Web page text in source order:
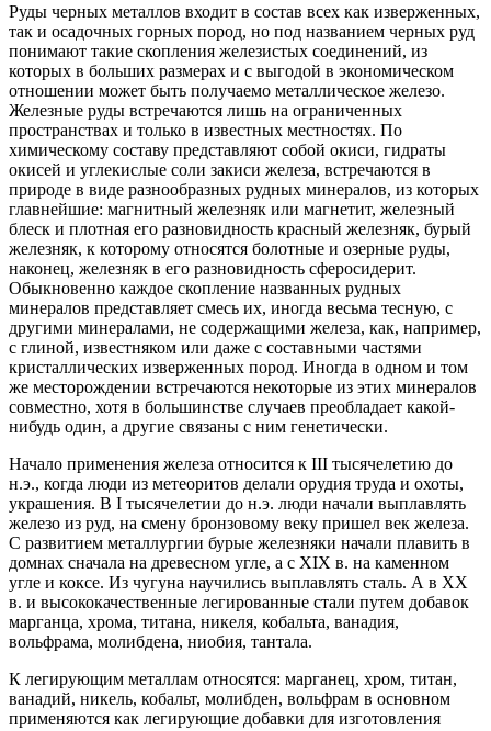
Руды черных металлов входит в состав всех как изверженных,
так и осадочных горных пород, но под названием черных руд
понимают такие скопления железистых соединений, из
которых в больших размерах и с выгодой в экономическом
отношении может быть получаемо металлическое железо.
Железные руды встречаются лишь на ограниченных
пространствах и только в известных местностях. По
химическому составу представляют собой окиси, гидраты
окисей и углекислые соли закиси железа, встречаются в
природе в виде разнообразных рудных минералов, из которых
главнейшие: магнитный железняк или магнетит, железный
блеск и плотная его разновидность красный железняк, бурый
железняк, к которому относятся болотные и озерные руды,
наконец, железняк в его разновидность сферосидерит.
Обыкновенно каждое скопление названных рудных
минералов представляет смесь их, иногда весьма тесную, с
другими минералами, не содержащими железа, как, например,
с глиной, известняком или даже с составными частями
кристаллических изверженных пород. Иногда в одном и том
же месторождении встречаются некоторые из этих минералов
совместно, хотя в большинстве случаев преобладает какой-
нибудь один, а другие связаны с ним генетически.
Начало применения железа относится к ІІІ тысячелетию до
н.э., когда люди из метеоритов делали орудия труда и охоты,
украшения. В I тысячелетии до н.э. люди начали выплавлять
железо из руд, на смену бронзовому веку пришел век железа.
С развитием металлургии бурые железняки начали плавить в
домнах сначала на древесном угле, а с ХIХ в. на каменном
угле и коксе. Из чугуна научились выплавлять сталь. А в ХХ
в. и высококачественные легированные стали путем добавок
марганца, хрома, титана, никеля, кобальта, ванадия,
вольфрама, молибдена, ниобия, тантала.
К легирующим металлам относятся: марганец, хром, титан,
ванадий, никель, кобальт, молибден, вольфрам в основном
применяются как легирующие добавки для изготовления